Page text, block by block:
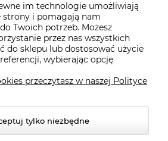
im technologie umożliwiają
strony i pomagają nam
Twoich potrzeb. Możesz
przez nas wszystkich
do sklepu lub dostosować użycie
wybierając opcję
przeczytasz w naszej Polityce
tylko niezbędne